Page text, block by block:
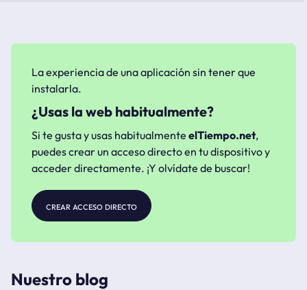
La experiencia de una aplicación sin tener que
instalarla.
¿Usas la web habitualmente?
Si te gusta y usas habitualmente elTiempo.net,
puedes crear un acceso directo en tu dispositivo y
acceder directamente. ¡Y olvídate de buscar!
crear acceso directo
Nuestro blog